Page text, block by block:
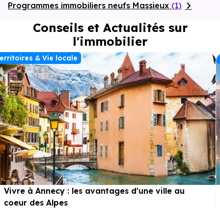
Programmes immobiliers neufs Massieux (1)
Conseils et Actualités sur
l'immobilier
& Vie locale
Vivre à Annecy : les avantages d'une ville au
coeur des Alpes